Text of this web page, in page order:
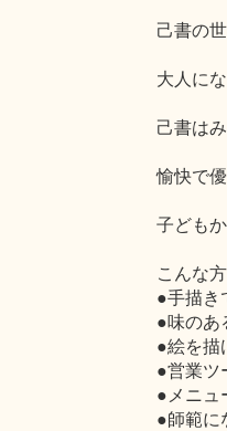
己書の
大人に
己書は
愉快で
子ども
こんな
●手描き
●味のあ
●絵を描
●営業ツ
●メニュ
●師範に